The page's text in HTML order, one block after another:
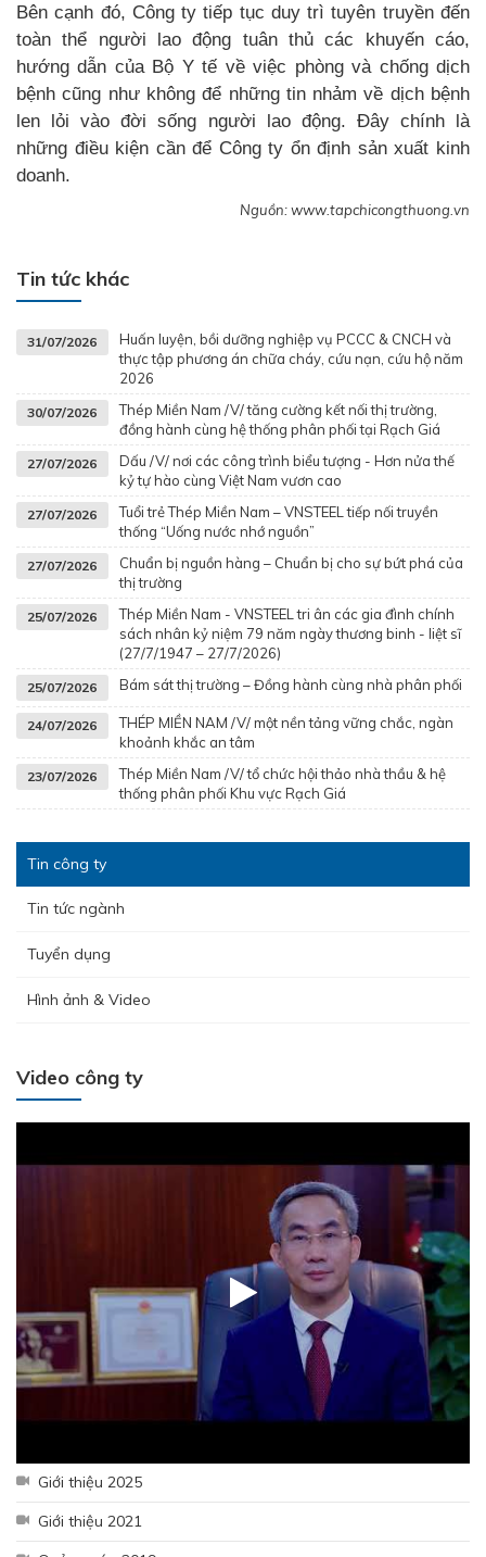
Bên cạnh đó, Công ty tiếp tục duy trì tuyên truyền đến
toàn thể người lao động tuân thủ các khuyến cáo,
hướng dẫn của Bộ Y tế về việc phòng và chống dịch
bệnh cũng như không để những tin nhảm về dịch bệnh
len lỏi vào đời sống người lao động. Đây chính là
những điều kiện cần để Công ty ổn định sản xuất kinh
doanh.
Nguồn:www.tapchicongthuong.vn
Tin tức khác
31/07/2026
Huấn luyện, bồi dưỡng nghiệp vụ PCCC & CNCH và
thực tập phương án chữa cháy, cứu nạn, cứu hộ năm
2026
30/07/2026
Thép Miền Nam /V/ tăng cường kết nối thị trường,
đồng hành cùng hệ thống phân phối tại Rạch Giá
27/07/2026
Dấu /V/ nơi các công trình biểu tượng - Hơn nửa thế
kỷ tự hào cùng Việt Nam vươn cao
27/07/2026
Tuổi trẻ Thép Miền Nam – VNSTEEL tiếp nối truyền
thống “Uống nước nhớ nguồn”
27/07/2026
Chuẩn bị nguồn hàng – Chuẩn bị cho sự bứt phá của
thị trường
25/07/2026
Thép Miền Nam - VNSTEEL tri ân các gia đình chính
sách nhân kỷ niệm 79 năm ngày thương binh - liệt sĩ
(27/7/1947 – 27/7/2026)
25/07/2026 Bám sát thị trường – Đồng hành cùng nhà phân phối
24/07/2026
THÉP MIỀN NAM /V/ một nền tảng vững chắc, ngàn
khoảnh khắc an tâm
23/07/2026
Thép Miền Nam /V/ tổ chức hội thảo nhà thầu & hệ
thống phân phối Khu vực Rạch Giá
Tin công ty
Tin tức ngành
Tuyển dụng
Hình ảnh & Video
Video công ty
Giới thiệu 2025
Giới thiệu 2021
– Chăm lo người lao động
THÉP MIỀN NAM /V/ chính thức trở lại thị trường Nha Trang -
Khánh Hòa
Lễ kết nạp Đảng viên mới – Chi bộ Kỹ Thuật – Chất Lượng